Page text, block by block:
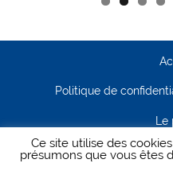
Politique de
Ce site utilise des
présumons que vous êtes